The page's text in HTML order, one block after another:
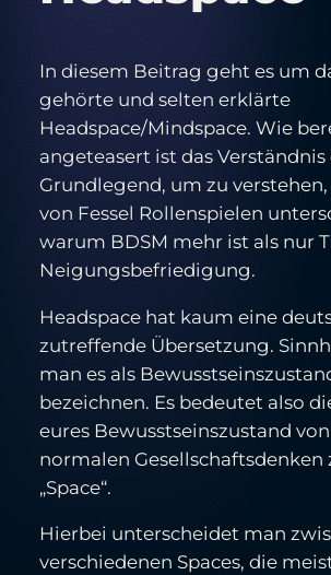
In diesem Beitrag geht es um
gehörte und selten erklärte
Headspace/Mindspace. Wie
angeteasert ist das Verständnis
Grundlegend, um zu verstehen,
von Fessel Rollenspielen
warum BDSM mehr ist als nur
Neigungsbefriedigung.
Headspace hat kaum eine
zutreffende Übersetzung.
man es als
bezeichnen. Es bedeutet also
eures Bewusstseinszustand
normalen Gesellschaftsdenken
„Space“.
Hierbei unterscheidet man
verschiedenen Spaces, die